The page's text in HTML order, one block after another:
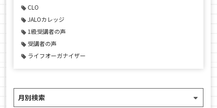
CLO
JALOカレッジ
1級受講者の声
受講者の声
ライフオーガナイザー